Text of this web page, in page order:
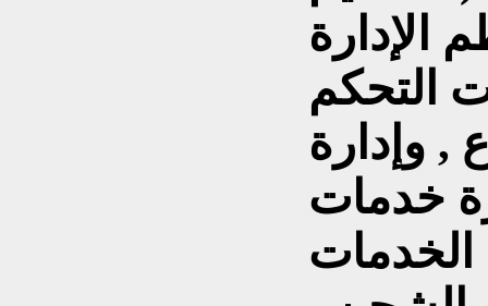
التحكم
, وإدارة
خدمات
الخدمات